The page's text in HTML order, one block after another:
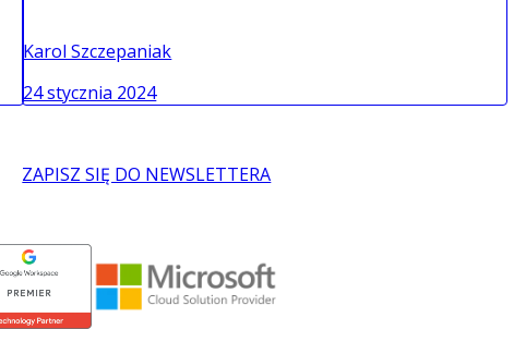
Karol Szczepaniak
24 stycznia 2024
ZAPISZ SIĘ DO NEWSLETTERA